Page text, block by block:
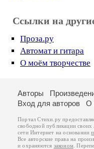
Ссылки на
Проза.ру
Автомат и гитара
О моём творчестве
Авторы
Вход для авторов
О
Портал Стихи.ру
свободной публикации своих
сети Интернет на основании
Все авторские права на
и охраняются законом .